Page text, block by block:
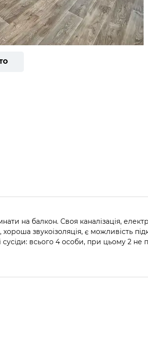
на балкон. Своя каналізація,
звукоізоляція, є можливість
сусіди: всього 4 особи, при цьому 2